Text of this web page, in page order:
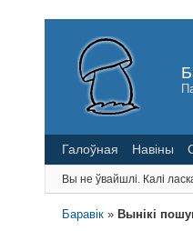
Галоўная Навіны
Вы не ўвайшлі. Калі
Баравік » Вынікі